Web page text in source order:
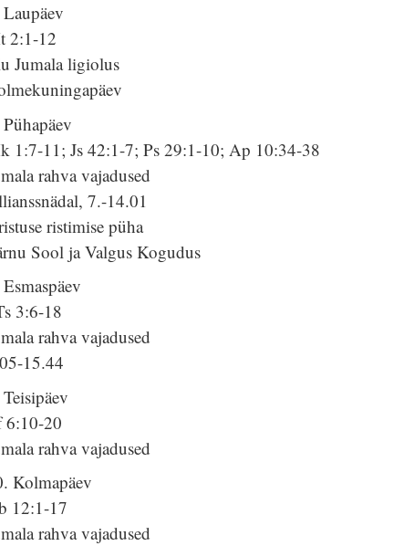
2:1-12
Jumala ligiolus
1:7-11; Js 42:1-7; Ps 29:1-10; Ap 10:34-38
rahva vajadused
7.-14.01
ristimise püha
Sool ja Valgus Kogudus
3:6-18
rahva vajadused
15.44
6:10-20
rahva vajadused
Kolmapäev
12:1-17
rahva vajadused